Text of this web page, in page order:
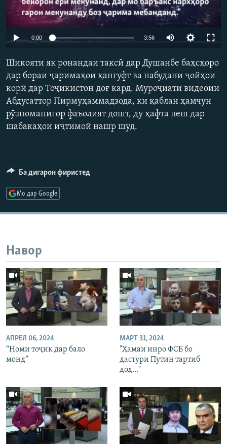
ГУЗОРИШҲОИ РАДИОӢ
Русский
Ҳамаи сомонаҳои RFE/RL
Auto 240p 360p
1080p
0:00 3:56
480p
720p
Шикояти як ронандаи таксӣ дар Душанбе баҳсҳоро
дар бораи ҷаримаҳои ҳангуфт ва набудани ҷойҳои
корӣ дар Тоҷикистон доғ кард. Муроҷиати видеоии
Абдусаттор Пирмуҳаммадзода, ки қаблан ҳамчун
рӯзноманигор фаъолият дошт, ду ҳафта пеш дар
шабакаҳои иҷтимоӣ нашр шуд.
Ба дигарон фиристед
Мо дар Google
Навор
АПРЕЛ 06, 2024
“Номи тоҷик дар бало
монд”
МАРТ 31, 2024
"Ҳамаи инро ФСБ бо
дастури Путин тартиб
дод..."